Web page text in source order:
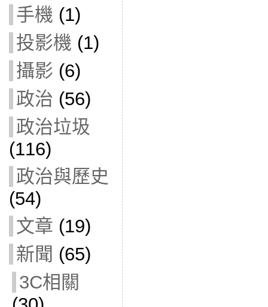
手機 (1)
投影機 (1)
攝影 (6)
政治 (56)
政治垃圾
(116)
政治與歷史
(54)
文章 (19)
新聞 (65)
3C相關